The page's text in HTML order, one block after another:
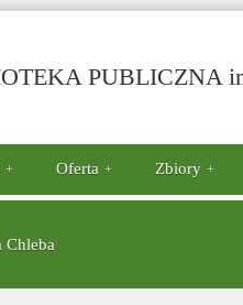
PUBLICZNA
Oferta Zbiory
Chleba